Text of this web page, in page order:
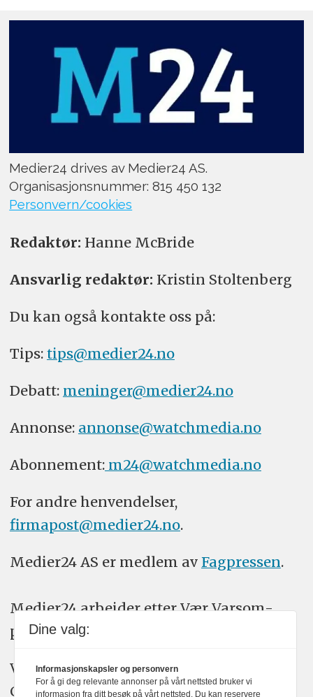
Medier24 drives av Medier24 AS.
Organisasjonsnummer: 815 450 132
Personvern/cookies
Redaktør: Hanne McBride
Ansvarlig redaktør: Kristin Stoltenberg
Du kan også kontakte oss på:
Tips: tips@medier24.no
Debatt: meninger@medier24.no
Annonse: annonse@watchmedia.no
Abonnement:m24@watchmedia.no
For andre henvendelser,
firmapost@medier24.no.
Medier24 AS er medlem av Fagpressen.
Medier24 arbeider etter Vær Varsom-
plakatens regler for god presseskikk.
Vi bruker KI-verktøy som ChatGPT,
Claude, og Gemini i journalistikken vår.
Dine valg:
Informasjonskapsler og personvern
For å gi deg relevante annonser på vårt nettsted bruker vi
informasjon fra ditt besøk på vårt nettsted. Du kan reservere